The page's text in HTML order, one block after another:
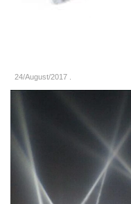
24/August/2017